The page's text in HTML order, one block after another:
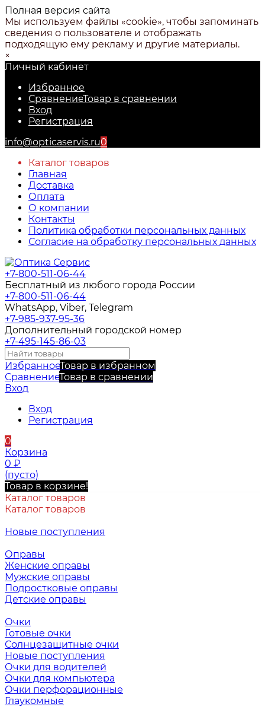
Полная версия сайта
Мы используем файлы «cookie», чтобы запоминать
сведения о пользователе и отображать
подходящую ему рекламу и другие материалы.
×
Личный кабинет
Избранное
СравнениеТовар в сравнении
Вход
Регистрация
info@opticaservis.ru0
Каталог товаров
Главная
Доставка
Оплата
О компании
Контакты
Политика обработки персональных данных
Согласие на обработку персональных данных
+7-800-511-06-44
Бесплатный из любого города России
+7-800-511-06-44
WhatsApp, Viber, Telegram
+7-985-937-95-36
Дополнительный городской номер
+7-495-145-86-03
ИзбранноеТовар в избранном
СравнениеТовар в сравнении
Вход
Вход
Регистрация
0
Корзина
0 ₽
(пусто)
Товар в корзине!
Каталог товаров
Каталог товаров
Новые поступления
Оправы
Женские оправы
Мужские оправы
Подростковые оправы
Детские оправы
Очки
Готовые очки
Солнцезащитные очки
Новые поступления
Очки для водителей
Очки для компьютера
Очки перфорационные
Глаукомные